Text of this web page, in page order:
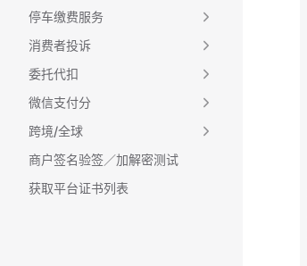
停车缴费服务
消费者投诉
委托代扣
微信支付分
跨境/全球
商户签名验签／加解密测试
获取平台证书列表